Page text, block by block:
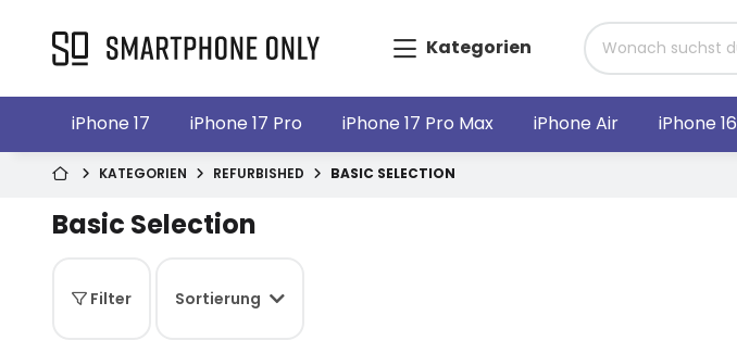
Kategorien
iPhone 17 iPhone 17 Pro iPhone 17 Pro Max iPhone Air iPhone 16
KATEGORIEN REFURBISHED BASIC SELECTION
Basic Selection
Filter Sortierung